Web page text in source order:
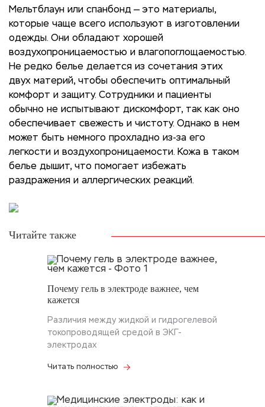
Мельтблаун или спанбонд — это материалы,
которые чаще всего используют в изготовлении
одежды. Они обладают хорошей
воздухопроницаемостью и влагопоглощаемостью.
Не редко белье делается из сочетания этих
двух материй, чтобы обеспечить оптимальный
комфорт и защиту. Сотрудники и пациенты
обычно не испытывают дискомфорт, так как оно
обеспечивает свежесть и чистоту. Однако в нем
может быть немного прохладно из-за его
легкости и воздухопроницаемости. Кожа в таком
белье дышит, что помогает избежать
раздражения и аллергических реакций.
Читайте также
Почему гель в электроде важнее, чем
кажется
Различия между жидкой и гидрогелевой
токопроводящей средой в ЭКГ-
электродах
Читать полностью